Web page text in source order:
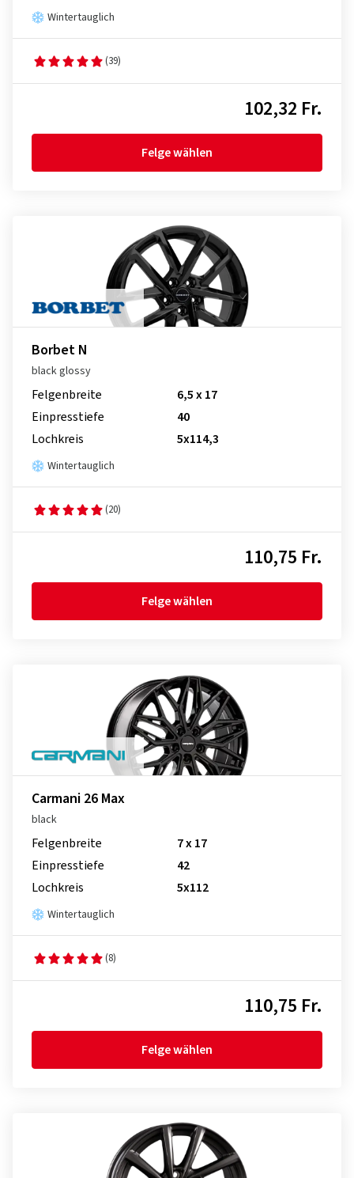
Wintertauglich
(39)
102,32 Fr.
Felge wählen
Borbet N
black glossy
Felgenbreite
6,5 x 17
Einpresstiefe
40
Lochkreis
5x114,3
Wintertauglich
(20)
110,75 Fr.
Felge wählen
Carmani 26 Max
black
Felgenbreite
7 x 17
Einpresstiefe
42
Lochkreis
5x112
Wintertauglich
(8)
110,75 Fr.
Felge wählen